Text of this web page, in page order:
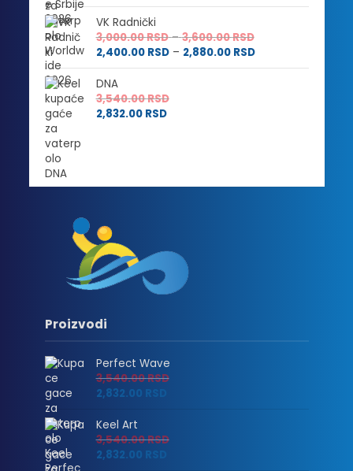
VK Radnički
3,000.00RSD – 3,600.00RSDRaspon
cena:
od
2,400.00 RSD – 2,880.00 RSDRaspon
cena:
DNA
3,540.00RSD
2,832.00 RSD
Proizvodi
Perfect Wave
3,540.00RSD
2,832.00 RSD
Keel Art
3,540.00RSD
2,832.00 RSD